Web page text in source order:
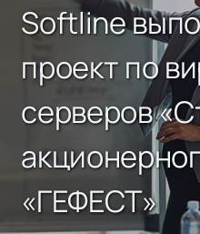
Softline
проект по
серверов
«ГЕФЕСТ»